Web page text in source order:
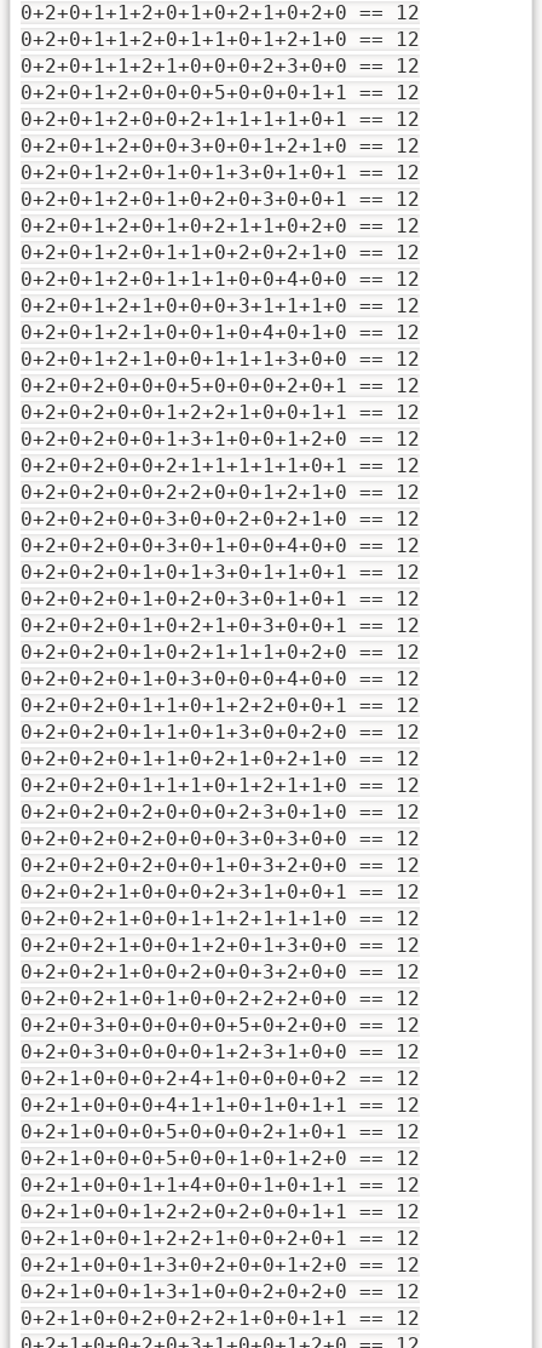
0+2+0+1+1+2+0+1+0+2+1+0+2+0 == 12
0+2+0+1+1+2+0+1+1+0+1+2+1+0 == 12
0+2+0+1+1+2+1+0+0+0+2+3+0+0 == 12
0+2+0+1+2+0+0+0+5+0+0+0+1+1 == 12
0+2+0+1+2+0+0+2+1+1+1+1+0+1 == 12
0+2+0+1+2+0+0+3+0+0+1+2+1+0 == 12
0+2+0+1+2+0+1+0+1+3+0+1+0+1 == 12
0+2+0+1+2+0+1+0+2+0+3+0+0+1 == 12
0+2+0+1+2+0+1+0+2+1+1+0+2+0 == 12
0+2+0+1+2+0+1+1+0+2+0+2+1+0 == 12
0+2+0+1+2+0+1+1+1+0+0+4+0+0 == 12
0+2+0+1+2+1+0+0+0+3+1+1+1+0 == 12
0+2+0+1+2+1+0+0+1+0+4+0+1+0 == 12
0+2+0+1+2+1+0+0+1+1+1+3+0+0 == 12
0+2+0+2+0+0+0+5+0+0+0+2+0+1 == 12
0+2+0+2+0+0+1+2+2+1+0+0+1+1 == 12
0+2+0+2+0+0+1+3+1+0+0+1+2+0 == 12
0+2+0+2+0+0+2+1+1+1+1+1+0+1 == 12
0+2+0+2+0+0+2+2+0+0+1+2+1+0 == 12
0+2+0+2+0+0+3+0+0+2+0+2+1+0 == 12
0+2+0+2+0+0+3+0+1+0+0+4+0+0 == 12
0+2+0+2+0+1+0+1+3+0+1+1+0+1 == 12
0+2+0+2+0+1+0+2+0+3+0+1+0+1 == 12
0+2+0+2+0+1+0+2+1+0+3+0+0+1 == 12
0+2+0+2+0+1+0+2+1+1+1+0+2+0 == 12
0+2+0+2+0+1+0+3+0+0+0+4+0+0 == 12
0+2+0+2+0+1+1+0+1+2+2+0+0+1 == 12
0+2+0+2+0+1+1+0+1+3+0+0+2+0 == 12
0+2+0+2+0+1+1+0+2+1+0+2+1+0 == 12
0+2+0+2+0+1+1+1+0+1+2+1+1+0 == 12
0+2+0+2+0+2+0+0+0+2+3+0+1+0 == 12
0+2+0+2+0+2+0+0+0+3+0+3+0+0 == 12
0+2+0+2+0+2+0+0+1+0+3+2+0+0 == 12
0+2+0+2+1+0+0+0+2+3+1+0+0+1 == 12
0+2+0+2+1+0+0+1+1+2+1+1+1+0 == 12
0+2+0+2+1+0+0+1+2+0+1+3+0+0 == 12
0+2+0+2+1+0+0+2+0+0+3+2+0+0 == 12
0+2+0+2+1+0+1+0+0+2+2+2+0+0 == 12
0+2+0+3+0+0+0+0+0+5+0+2+0+0 == 12
0+2+0+3+0+0+0+0+1+2+3+1+0+0 == 12
0+2+1+0+0+0+2+4+1+0+0+0+0+2 == 12
0+2+1+0+0+0+4+1+1+0+1+0+1+1 == 12
0+2+1+0+0+0+5+0+0+0+2+1+0+1 == 12
0+2+1+0+0+0+5+0+0+1+0+1+2+0 == 12
0+2+1+0+0+1+1+4+0+0+1+0+1+1 == 12
0+2+1+0+0+1+2+2+0+2+0+0+1+1 == 12
0+2+1+0+0+1+2+2+1+0+0+2+0+1 == 12
0+2+1+0+0+1+3+0+2+0+0+1+2+0 == 12
0+2+1+0+0+1+3+1+0+0+2+0+2+0 == 12
0+2+1+0+0+2+0+2+2+1+0+0+1+1 == 12